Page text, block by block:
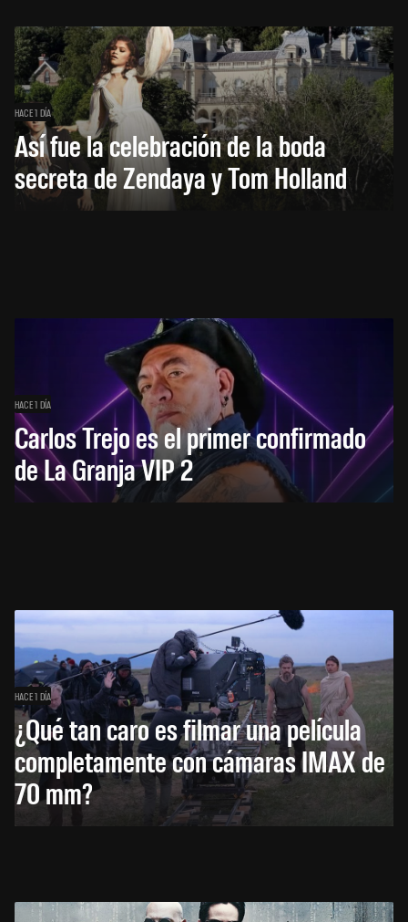
HACE 1 DÍA
Así fue la celebración de la boda
secreta de Zendaya y Tom Holland
HACE 1 DÍA
Carlos Trejo es el primer confirmado
de La Granja VIP 2
HACE 1 DÍA
¿Qué tan caro es filmar una película
completamente con cámaras IMAX de
70 mm?